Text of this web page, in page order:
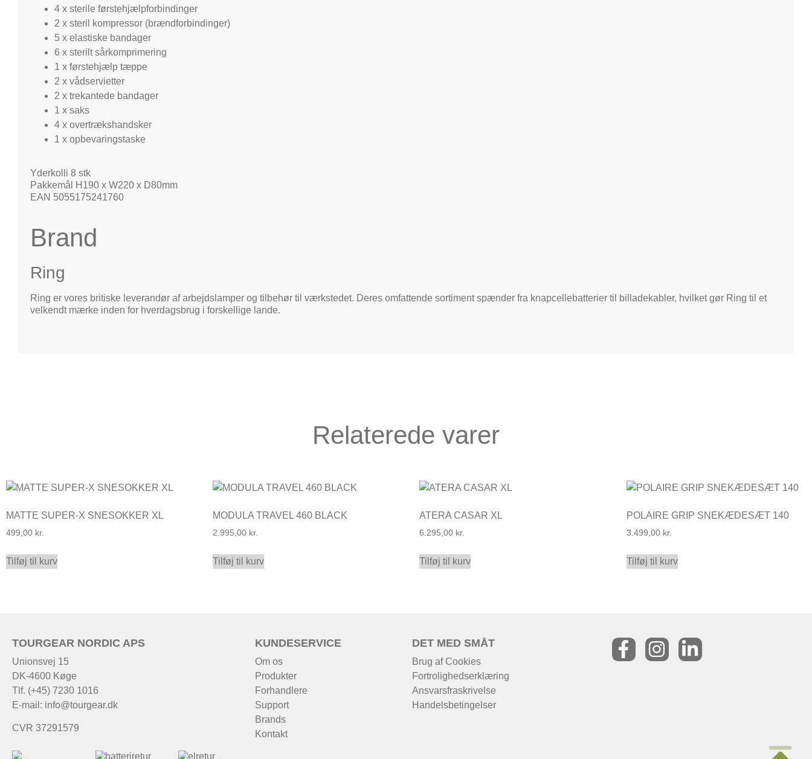
4 x sterile førstehjælpforbindinger
2 x steril kompressor (brændforbindinger)
5 x elastiske bandager
6 x sterilt sårkomprimering
1 x førstehjælp tæppe
2 x vådservietter
2 x trekantede bandager
1 x saks
4 x overtrækshandsker
1 x opbevaringstaske
Yderkolli 8 stk
Pakkemål H190 x W220 x D80mm
EAN 5055175241760
Brand
Ring
Ring er vores britiske leverandør af arbejdslamper og tilbehør til værkstedet. Deres omfattende sortiment spænder fra knapcellebatterier til billadekabler, hvilket gør Ring til et
velkendt mærke inden for hverdagsbrug i forskellige lande.
Relaterede varer
MATTE SUPER-X SNESOKKER XL
499,00 kr.
Tilføj til kurv
MODULA TRAVEL 460 BLACK
2.995,00 kr.
Tilføj til kurv
ATERA CASAR XL
6.295,00 kr.
Tilføj til kurv
POLAIRE GRIP SNEKÆDESÆT 140
3.499,00 kr.
Tilføj til kurv
TOURGEAR NORDIC APS
Unionsvej 15
DK-4600 Køge
Tlf. (+45) 7230 1016
E-mail: info@tourgear.dk
CVR 37291579
KUNDESERVICE
Om os
Produkter
Forhandlere
Support
Brands
Kontakt
DET MED SMÅT
Brug af Cookies
Fortrolighedserklæring
Ansvarsfraskrivelse
Handelsbetingelser